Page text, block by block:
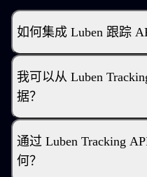
如何集成 Luben 跟踪
我可以从 Luben
据？
通过 Luben Tracking
何？